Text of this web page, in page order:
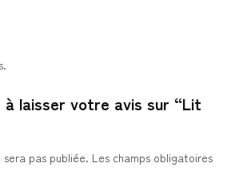
à laisser votre avis sur “Lit
pas publiée. Les champs obligatoires